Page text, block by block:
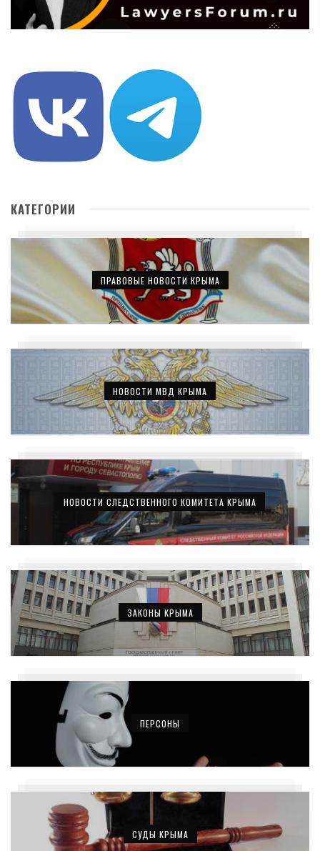
КАТЕГОРИИ
ПРАВОВЫЕ НОВОСТИ КРЫМА
НОВОСТИ МВД КРЫМА
НОВОСТИ СЛЕДСТВЕННОГО КОМИТЕТА КРЫМА
ЗАКОНЫ КРЫМА
ПЕРСОНЫ
СУДЫ КРЫМА